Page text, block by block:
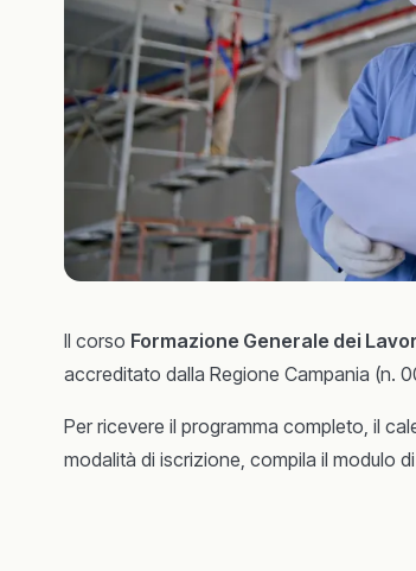
Il corso Formazione Generale dei
accreditato dalla Regione Campania (n.
Per ricevere il programma completo, il
modalità di iscrizione, compila il modulo